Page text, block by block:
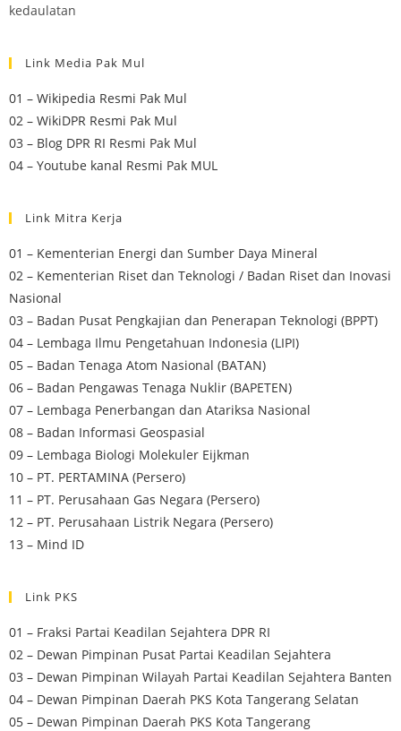
kedaulatan
Link Media Pak Mul
01 – Wikipedia Resmi Pak Mul
02 – WikiDPR Resmi Pak Mul
03 – Blog DPR RI Resmi Pak Mul
04 – Youtube kanal Resmi Pak MUL
Link Mitra Kerja
01 – Kementerian Energi dan Sumber Daya Mineral
02 – Kementerian Riset dan Teknologi / Badan Riset dan Inovasi
Nasional
03 – Badan Pusat Pengkajian dan Penerapan Teknologi (BPPT)
04 – Lembaga Ilmu Pengetahuan Indonesia (LIPI)
05 – Badan Tenaga Atom Nasional (BATAN)
06 – Badan Pengawas Tenaga Nuklir (BAPETEN)
07 – Lembaga Penerbangan dan Atariksa Nasional
08 – Badan Informasi Geospasial
09 – Lembaga Biologi Molekuler Eijkman
10 – PT. PERTAMINA (Persero)
11 – PT. Perusahaan Gas Negara (Persero)
12 – PT. Perusahaan Listrik Negara (Persero)
13 – Mind ID
Link PKS
01 – Fraksi Partai Keadilan Sejahtera DPR RI
02 – Dewan Pimpinan Pusat Partai Keadilan Sejahtera
03 – Dewan Pimpinan Wilayah Partai Keadilan Sejahtera Banten
04 – Dewan Pimpinan Daerah PKS Kota Tangerang Selatan
05 – Dewan Pimpinan Daerah PKS Kota Tangerang